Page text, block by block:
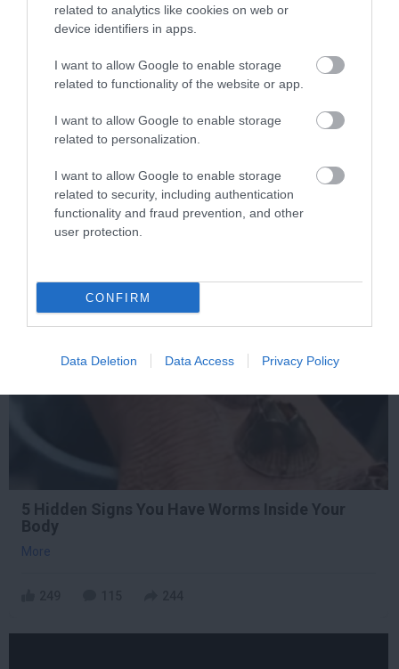
related to analytics like cookies on web or
device identifiers in apps.
I want to allow Google to enable storage
related to functionality of the website or app.
I want to allow Google to enable storage
related to personalization.
I want to allow Google to enable storage
related to security, including authentication
functionality and fraud prevention, and other
user protection.
CONFIRM
Data Deletion Data Access Privacy Policy
Stop Eating These 3 Foods That Are Known to
Cause Parasites
171 50
5 Hidden Signs You Have Worms Inside Your
Body
More